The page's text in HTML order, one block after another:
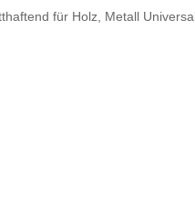
für Holz, Metall